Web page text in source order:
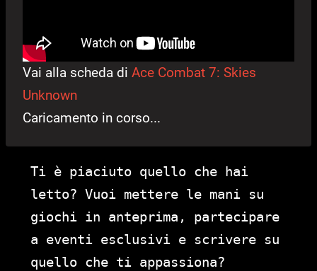
Vai alla scheda di Ace Combat 7: Skies
Unknown
Caricamento in corso...
Ti è piaciuto quello che hai
letto? Vuoi mettere le mani su
giochi in anteprima, partecipare
a eventi esclusivi e scrivere su
quello che ti appassiona?